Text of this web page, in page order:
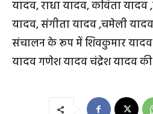
यादव, राधा यादव, कविता यादव
यादव, संगीता यादव ,चमेली
संचालन के रूप में शिवकुमार यादव
यादव गणेश यादव चंद्रेश यादव